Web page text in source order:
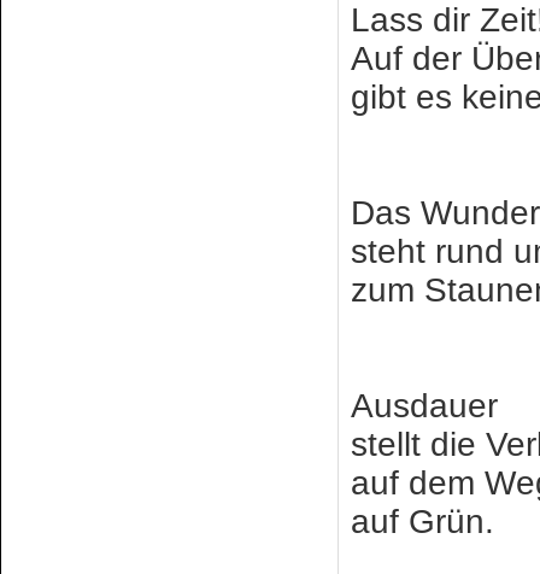
Lass dir
Auf der
gibt es
Das
steht rund
zum
Ausdauer
stellt die
auf dem
auf Grün.